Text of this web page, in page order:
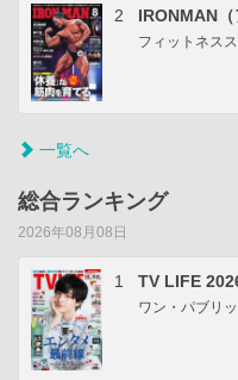
2 IRONMAN
フィットネス
一覧へ
総合ランキング
2026年08月08日
1 TV LIFE
ワン・パブリ